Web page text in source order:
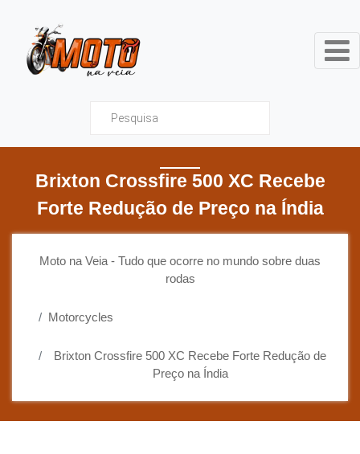
Moto na Veia - Tudo que
Brixton Crossfire 500 XC Recebe
Forte Redução de Preço na Índia
Moto na Veia - Tudo que ocorre no mundo sobre duas
rodas
Motorcycles
Brixton Crossfire 500 XC Recebe Forte Redução de
Preço na Índia